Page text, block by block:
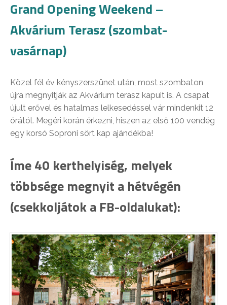
Grand Opening Weekend –
Akvárium Terasz (szombat-
vasárnap)
Közel fél év kényszerszünet után, most szombaton
újra megnyitják az Akvárium terasz kapuit is. A csapat
újult erővel és hatalmas lelkesedéssel vár mindenkit 12
órától. Megéri korán érkezni, hiszen az első 100 vendég
egy korsó Soproni sört kap ajándékba!
Íme 40 kerthelyiség, melyek
többsége megnyit a hétvégén
(csekkoljátok a FB-oldalukat):